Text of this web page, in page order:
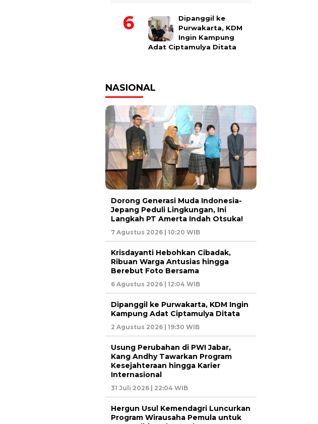
Dipanggil ke
Purwakarta, KDM
Ingin Kampung
Adat Ciptamulya Ditata
NASIONAL
Dorong Generasi Muda Indonesia-
Jepang Peduli Lingkungan, Ini
Langkah PT Amerta Indah Otsuka!
7 Agustus 2026 | 10:20 WIB
Krisdayanti Hebohkan Cibadak,
Ribuan Warga Antusias hingga
Berebut Foto Bersama
6 Agustus 2026 | 12:04 WIB
Dipanggil ke Purwakarta, KDM Ingin
Kampung Adat Ciptamulya Ditata
2 Agustus 2026 | 19:30 WIB
Usung Perubahan di PWI Jabar,
Kang Andhy Tawarkan Program
Kesejahteraan hingga Karier
Internasional
31 Juli 2026 | 22:04 WIB
Hergun Usul Kemendagri Luncurkan
Program Wirausaha Pemula untuk